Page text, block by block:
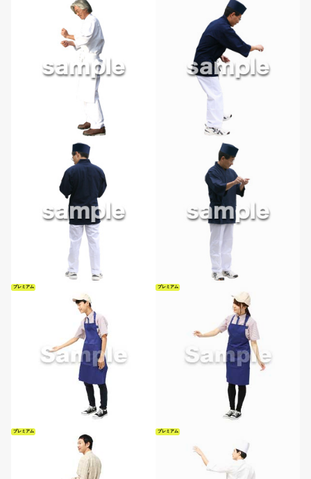
プレミアム プレミアム
プレミアム プレミアム